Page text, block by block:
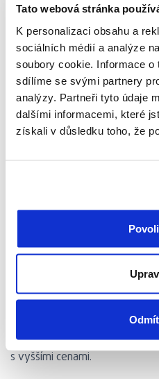
Tato webová stránka
K personalizaci obsahu a
sociálních médií a analýze
soubory cookie. Informace o
sdílíme se svými partnery
analýzy. Partneři tyto údaje
dalšími informacemi, které
získali v důsledku toho, že
elegantními promenádami a
vyhlídkami na pobřeží.
Andalusie je skvělá volba,
spojit s poznáváním kultury,
a užívat si příjemné teplo od
Kdy jet na
Do Španělska můžete vyrazit
tom, jestli chcete celé dny
nebo obojí. Už v květnu je
příjemných 22–⁠⁠⁠⁠⁠⁠⁠⁠⁠⁠⁠⁠⁠⁠24 °C. Moře
prázdnější pláže a klid na
°C, zatímco jih a východ
dobou nejteplejší a na
s vyššími cenami.